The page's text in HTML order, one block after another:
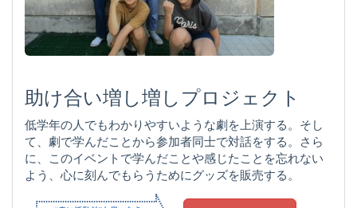
助け合い増し増しプロジェクト
低学年の人でもわかりやすいような劇を上演する。そし
て、劇で学んだことから参加者同士で対話をする。さら
に、このイベントで学んだことや感じたことを忘れない
よう、心に刻んでもらうためにグッズを販売する。